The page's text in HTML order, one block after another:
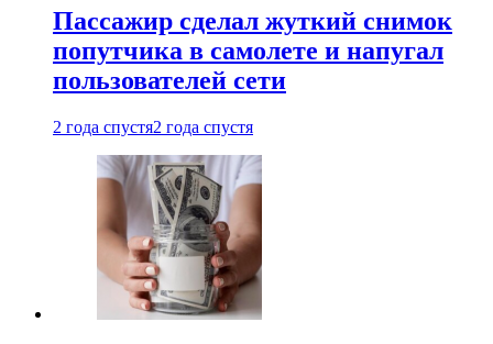
Пассажир сделал жуткий снимок
попутчика в самолете и напугал
пользователей сети
2 года спустя2 года спустя